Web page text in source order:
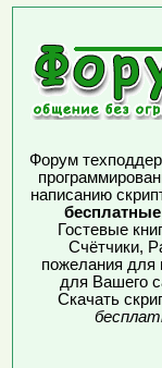
Форум
написанию
Гостевые
Счётчики,
пожелания для
для Вашего
Скачать